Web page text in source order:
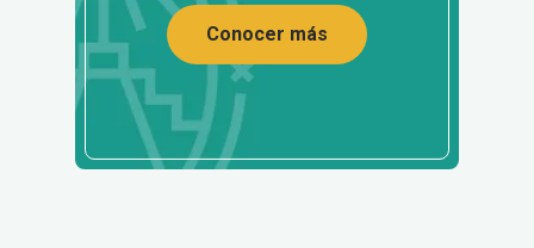
Conocer más